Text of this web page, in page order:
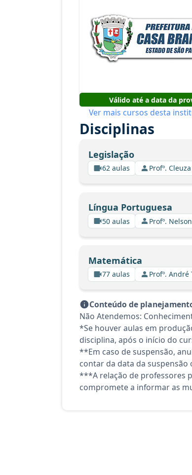
Válido até a data da
Ver mais cursos desta
Disciplinas
Legislação
62 aulas Profº.
Língua Portuguesa
50 aulas Profº.
Matemática
77 aulas Profº.
Conteúdo de
Não Atendemos:
*Se houver aulas em
disciplina, após o início do
**Em caso de suspensão,
contar da data da suspensão
***A relação de professores
compromete a informar as